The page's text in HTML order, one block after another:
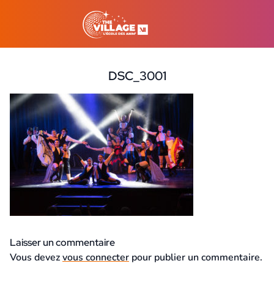
DSC_3001
21 août 2023
Laisser un commentaire
Vous devezvous connecter pour publier un commentaire.